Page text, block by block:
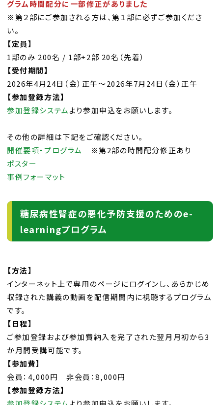
グラム時間配分に一部修正がありました
※第２部にご参加される方は、第１部に必ずご参加くださ
い。
【定員】
1部のみ 200名 / 1部+2部 20名（先着）
【受付期間】
2026年4月24日（金）正午～2026年7月24日（金）正午
【参加登録方法】
参加登録システムより参加申込をお願いします。
その他の詳細は下記をご確認ください。
開催要項・プログラム
※第2部の時間配分修正あり
ポスター
事例フォーマット
糖尿病性腎症の悪化予防支援のためのe-
learningプログラム
【方法】
インターネット上で専用のページにログインし、あらかじめ
収録された講義の動画を配信期間内に視聴するプログラム
です。
【日程】
ご参加登録および参加費納入を完了された翌月月初から3
か月間受講可能です。
【参加費】
会員：4,000円 非会員：8,000円
【参加登録方法】